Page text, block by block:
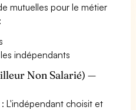
mutuelles pour le métier
indépendants
Non Salarié) —
: L'indépendant choisit et